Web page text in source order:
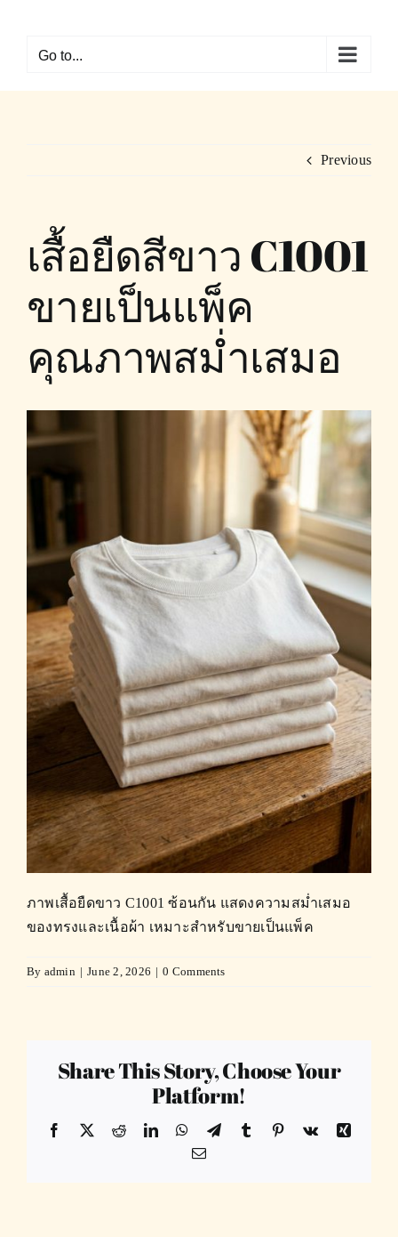
contentGo to...
Previous
เสื้อยืดสีขาว C1001
ขายเป็นแพ็ค
คุณภาพสม่ำเสมอ
ภาพเสื้อยืดขาว C1001 ซ้อนกัน แสดงความสม่ำเสมอ
ของทรงและเนื้อผ้า เหมาะสำหรับขายเป็นแพ็ค
By admin | June 2, 2026 | 0 Comments
Share This Story, Choose Your
Platform!
Facebook
X RedditLinkedInWhatsApp
TelegramTumblr Pinterest
Vk
Xing
Email